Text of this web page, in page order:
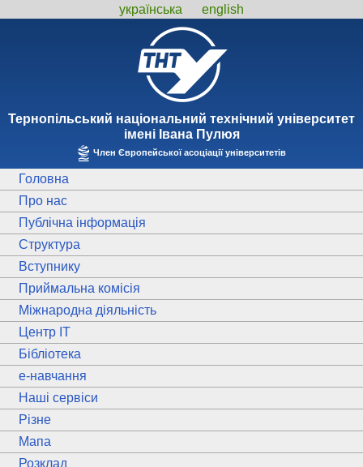
українська english
Тернопiльський національний технiчний унiверситет
iменi Iвана Пулюя
Член Європейської асоціації університетів
Головна
Про нас
Публічна інформація
Структура
Вступнику
Приймальна комісія
Міжнародна діяльність
Центр ІТ
Бібліотека
e-навчання
Наші сервіси
Різне
Мапа
Розклад